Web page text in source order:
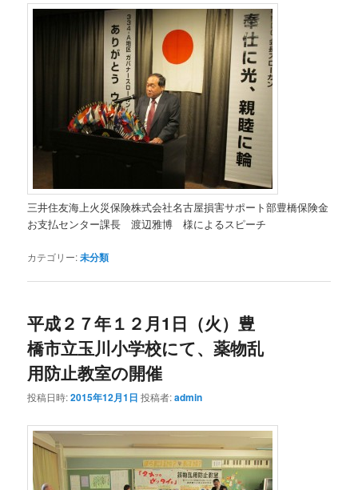
三井住友海上火災保険株式会社名古屋損害サポート部豊橋保険金
お支払センター課長 渡辺雅博 様によるスピーチ
カテゴリー:未分類
平成２７年１２月1日（火）豊
橋市立玉川小学校にて、薬物乱
用防止教室の開催
投稿日時:2015年12月1日 投稿者:admin